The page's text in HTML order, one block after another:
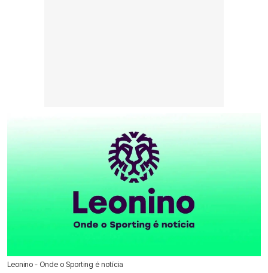
Leonino - Onde o Sporting é notícia